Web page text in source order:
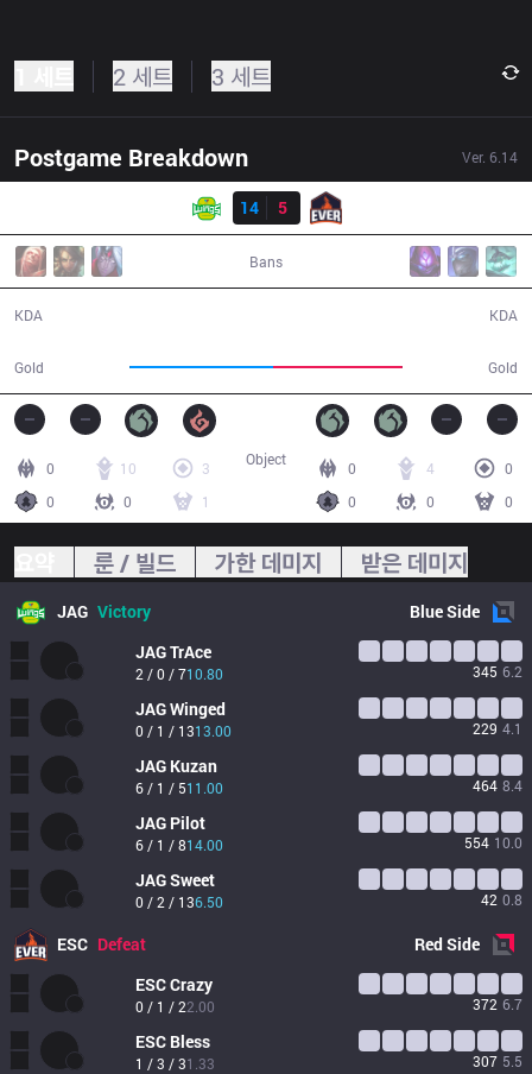
2 세트 3 세트
Postgame Breakdown Ver. 6.14
14
5
Bans
KDA
Gold Gold
KDA
0 10
3
0
0 1
0 4
0
0
0 0
Object
룬 / 빌드 가한 데미지 받은 데미지
JAG Victory BlueSide
JAGTrAce
2 / 0 / 710.80 345 6.2
JAGWinged
0 / 1 / 1313.00 229 4.1
JAG Kuzan
6 / 1 / 511.00 464 8.4
JAG Pilot
6 / 1 / 814.00 554 10.0
JAGSweet
0 / 2 / 136.50 42 0.8
ESC Defeat RedSide
ESCCrazy
0 / 1 / 22.00 372 6.7
ESC Bless
1 / 3 / 31.33 307 5.5